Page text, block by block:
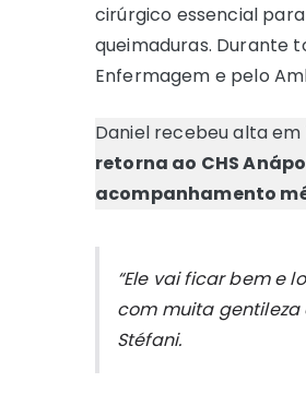
cirúrgico essencial
queimaduras. Durante
Enfermagem e pelo
Daniel recebeu alta em
retorna ao CHS
acompanhamento
“Ele vai ficar bem e
com muita gentileza
Stéfani.